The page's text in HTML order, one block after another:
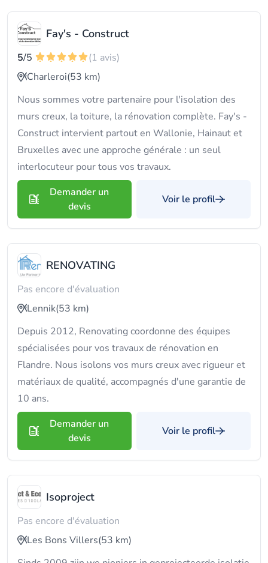
Fay's - Construct
5/5
(1 avis)
Charleroi(53 km)
Nous sommes votre partenaire pour l'isolation des
murs creux, la toiture, la rénovation complète. Fay's -
Construct intervient partout en Wallonie, Hainaut et
Bruxelles avec une approche générale : un seul
interlocuteur pour tous vos travaux.
Demander un
devis
Voir le profil
RENOVATING
Pas encore d'évaluation
Lennik(53 km)
Depuis 2012, Renovating coordonne des équipes
spécialisées pour vos travaux de rénovation en
Flandre. Nous isolons vos murs creux avec rigueur et
matériaux de qualité, accompagnés d'une garantie de
10 ans.
Demander un
devis
Voir le profil
Isoproject
Pas encore d'évaluation
Les Bons Villers(53 km)